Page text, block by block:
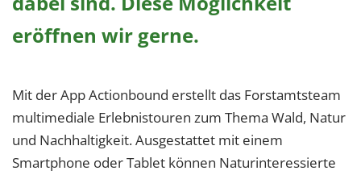
eröffnen wir gerne.
Mit der App Actionbound erstellt das Forstamtsteam
multimediale Erlebnistouren zum Thema Wald, Natur
und Nachhaltigkeit. Ausgestattet mit einem
Smartphone oder Tablet können Naturinteressierte